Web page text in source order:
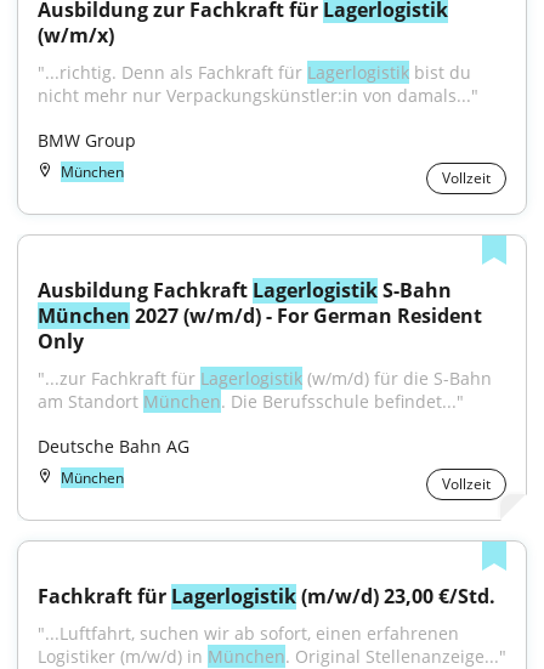
Ausbildung zur Fachkraft für Lagerlogistik
(w/m/x)
"...richtig. Denn als Fachkraft für Lagerlogistik bist du
nicht mehr nur Verpackungskünstler:in von damals..."
BMW Group
München Vollzeit
Ausbildung Fachkraft Lagerlogistik
München 2027 (w/m/d) - For German Resident
Only
"...zur Fachkraft für Lagerlogistik (w/m/d) für die S-Bahn
am Standort München. Die Berufsschule befindet..."
Deutsche Bahn AG
München Vollzeit
Fachkraft für Lagerlogistik (m/w/d) 23,00 €/Std.
"...Luftfahrt, suchen wir ab sofort, einen erfahrenen
Logistiker (m/w/d) in München. Original Stellenanzeige..."